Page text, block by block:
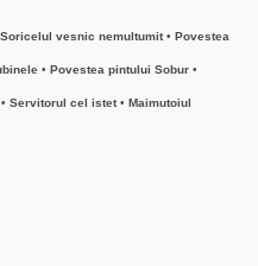
Soricelul vesnic nemultumit• Povestea
• Povestea pintului Sobur •
• Servitorul cel istet• Maimutoiul